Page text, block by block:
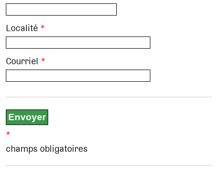
Localité *
Courriel *
*
champs obligatoires